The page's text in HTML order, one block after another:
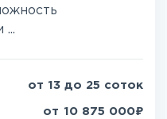
...
от 13 до 25 соток
от 10 875 000₽